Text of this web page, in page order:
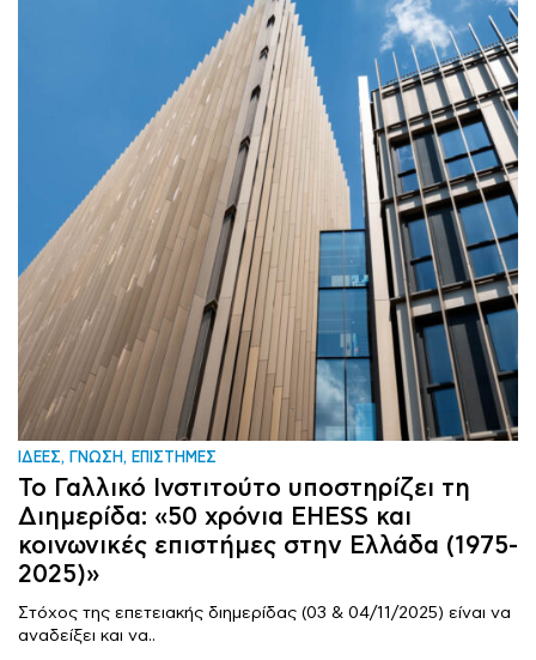
ΙΔΕΕΣ, ΓΝΩΣΗ, ΕΠΙΣΤΗΜΕΣ
Το Γαλλικό Ινστιτούτο υποστηρίζει τη
Διημερίδα: «50 χρόνια EHESS και
κοινωνικές επιστήμες στην Ελλάδα (1975-
2025)»
Στόχος της επετειακής διημερίδας (03 & 04/11/2025) είναι να
αναδείξει και να..